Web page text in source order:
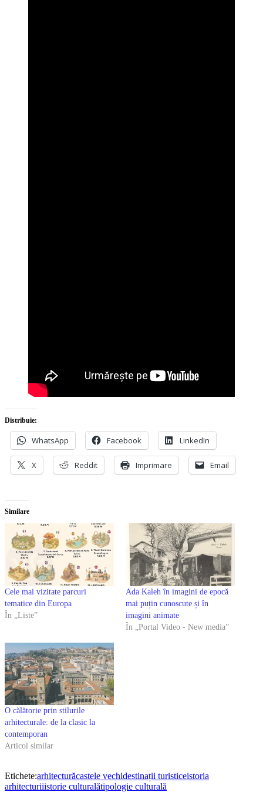
Distribuie:
WhatsApp Facebook LinkedIn
X Reddit Imprimare Email
Similare
Cele mai vizitate parcuri
tematice din Europa
În „Liste”
Ada Kaleh în imagini de epocă
mai puțin cunoscute și în
imagini animate
În „Portal Video - New media”
O călătorie prin stilurile
arhitecturale: de la clasic la
contemporan
Articol similar
Etichete:arhitecturăcastele vechidestinații turisticeistoria
arhitecturiiistorie culturalătipologie culturală